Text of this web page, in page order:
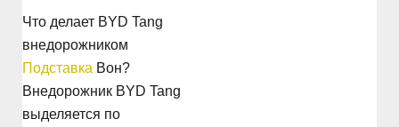
Что делает BYD Tang
внедорожником
Подставка Вон?
Внедорожник BYD Tang
выделяется по